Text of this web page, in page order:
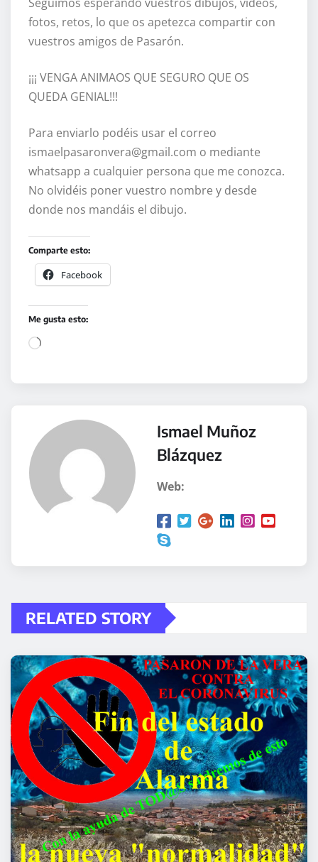
fotos, retos, lo que os apetezca compartir con
vuestros amigos de Pasarón.
¡¡¡ VENGA ANIMAOS QUE SEGURO QUE OS
QUEDA GENIAL!!!
Para enviarlo podéis usar el correo
ismaelpasaronvera@gmail.com o mediante
whatsapp a cualquier persona que me conozca.
No olvidéis poner vuestro nombre y desde
donde nos mandáis el dibujo.
Comparte esto:
Facebook
Me gusta esto:
C
r
n
.
Ismael Muñoz
Blázquez
Web:
RELATED STORY